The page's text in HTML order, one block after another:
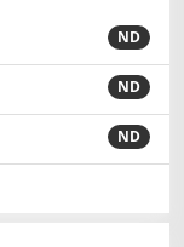
ND
ND
ND